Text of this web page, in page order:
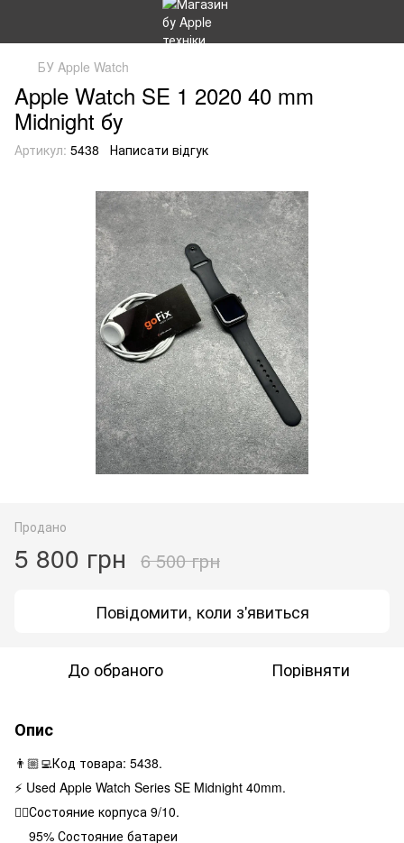
БУ Apple Watch
Apple Watch SE 1 2020 40 mm
Midnight бу
Артикул: 5438 Написати відгук
Продано
5 800 грн 6 500 грн
Повідомити, коли з'явиться
До обраного Порівняти
Опис
👨🏼‍💻Код товара: 5438.
⚡️ Used Apple Watch Series SE Midnight 40mm.
👌🏻Состояние корпуса 9/10.
95% Состояние батареи